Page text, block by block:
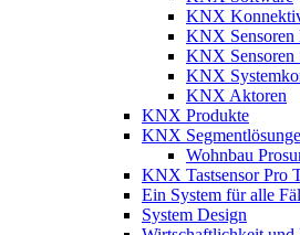
KNX
KNX Sensoren
KNX Sensoren
KNX
KNX Aktoren
KNX Produkte
KNX
Wohnbau
KNX Tastsensor Pro
Ein System für alle
System Design